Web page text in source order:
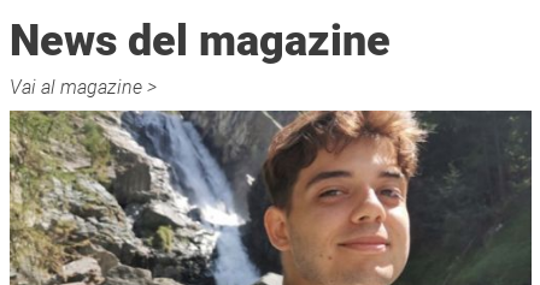
Vai al magazine >
News del magazine